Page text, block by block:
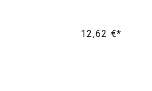
12,62 €*